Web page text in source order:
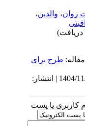
،والدین،
طرح برای
دریافت: 1404/9/21 | پذیرش: 1404/11/11 | انتشار:
کاربری یا پست